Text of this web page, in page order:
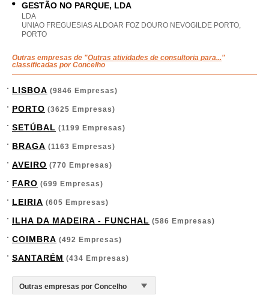
GESTÃO NO PARQUE, LDA
LDA
UNIAO FREGUESIAS ALDOAR FOZ DOURO NEVOGILDE PORTO,
PORTO
Outras empresas de "Outras atividades de consultoria para..."
classificadas por Concelho
LISBOA (9846 Empresas)
PORTO (3625 Empresas)
SETÚBAL (1199 Empresas)
BRAGA (1163 Empresas)
AVEIRO (770 Empresas)
FARO (699 Empresas)
LEIRIA (605 Empresas)
ILHA DA MADEIRA - FUNCHAL (586 Empresas)
COIMBRA (492 Empresas)
SANTARÉM (434 Empresas)